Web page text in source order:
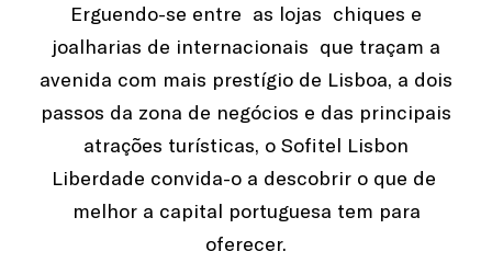
Erguendo-se entre as lojas chiques e
joalharias de internacionais que traçam a
avenida com mais prestígio de Lisboa, a dois
passos da zona de negócios e das principais
atrações turísticas, o Sofitel Lisbon
Liberdade convida-o a descobrir o que de
melhor a capital portuguesa tem para
oferecer.